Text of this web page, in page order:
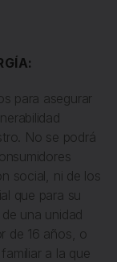
para asegurar
No se podrá
social, ni de los
que para su
una unidad
de 16 años, o
a la que